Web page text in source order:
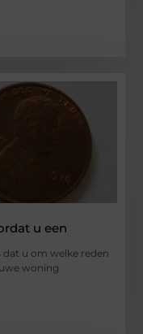
u een
u om welke reden
woning